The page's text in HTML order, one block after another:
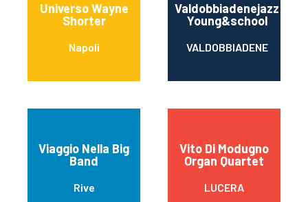
Universo Wayne
Shorter
Napoli
Valdobbiadenejazz
Young&school
VALDOBBIADENE
Viaggio Nella Big
Band
Rive
Vito Di Modugno
Organ Quartet
LUCERA